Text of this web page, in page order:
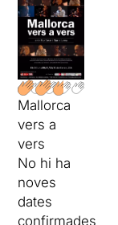
Mallorca
vers a
vers
No hi ha
noves
dates
confirmades